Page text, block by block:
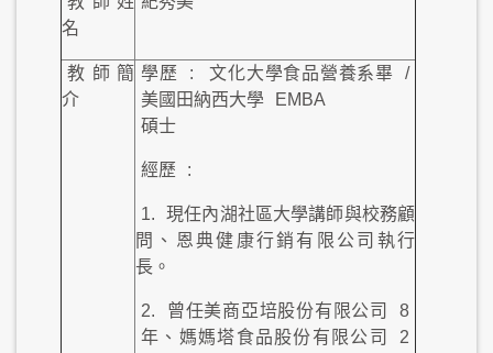
名
教師簡
介
學歷 : 文化大學食品營養系畢
/
美國田納西大學
EMBA
碩士
經歷 :
1.
現任內湖社區大學講師與校務顧
問、恩典健康行銷有限公司執行
長。
2. 曾任美商亞培股份有限公司
8
年、媽媽塔食品股份有限公司
2